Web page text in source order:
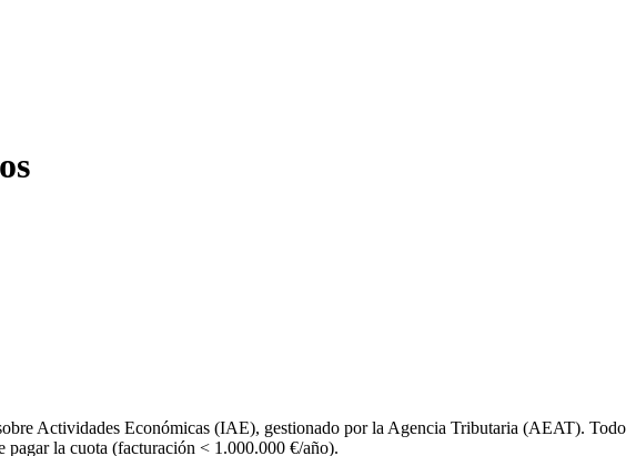
Actividades Económicas (IAE), gestionado por la Agencia Tributaria (AEAT). Todo
pagar la cuota (facturación < 1.000.000 €/año).